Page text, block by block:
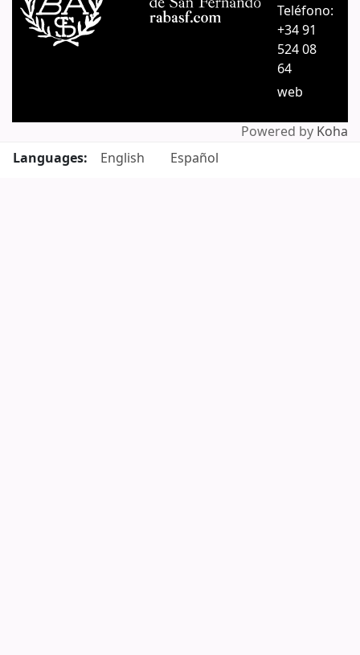
Teléfono:
+34 91
524 08
64
web
Powered by Koha
Languages:
English Español